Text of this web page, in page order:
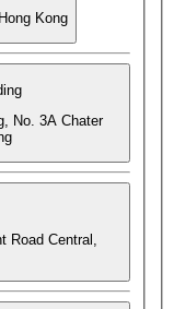
Kong
No. 3A Chater
Road Central,